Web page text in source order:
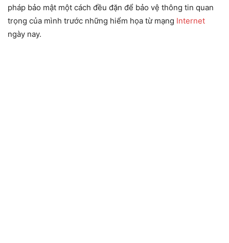
pháp bảo mật một cách đều đặn để bảo vệ thông tin quan
trọng của mình trước những hiểm họa từ mạng Internet
ngày nay.